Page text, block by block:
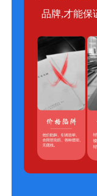
品牌,才能保